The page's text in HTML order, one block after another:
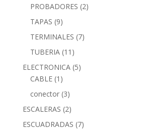
PROBADORES (2)
TAPAS (9)
TERMINALES (7)
TUBERIA (11)
ELECTRONICA (5)
CABLE (1)
conector (3)
ESCALERAS (2)
ESCUADRADAS (7)